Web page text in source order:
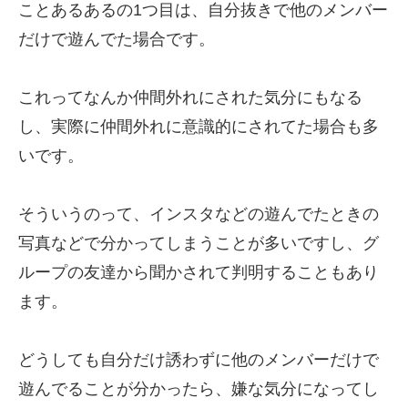
ことあるあるの1つ目は、自分抜きで他のメンバー
だけで遊んでた場合です。
これってなんか仲間外れにされた気分にもなる
し、実際に仲間外れに意識的にされてた場合も多
いです。
そういうのって、インスタなどの遊んでたときの
写真などで分かってしまうことが多いですし、グ
ループの友達から聞かされて判明することもあり
ます。
どうしても自分だけ誘わずに他のメンバーだけで
遊んでることが分かったら、嫌な気分になってし